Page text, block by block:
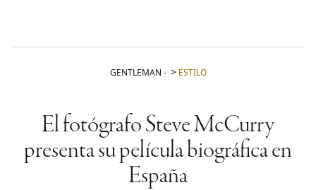
GENTLEMAN - ESTILO
El fotógrafo Steve McCurry
presenta su película biográfica en
España